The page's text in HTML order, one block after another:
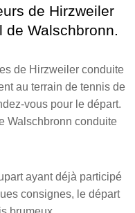
de Hirzweiler
Walschbronn.
de Hirzweiler conduite
au terrain de tennis de
vous pour le départ.
Walschbronn conduite
ayant déjà participé
consignes, le départ